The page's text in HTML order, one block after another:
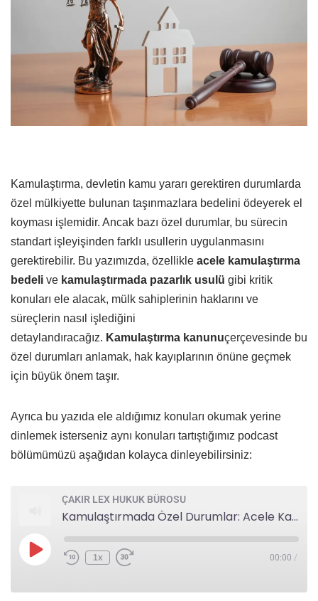
Kamulaştırma, devletin kamu yararı gerektiren durumlarda
özel mülkiyette bulunan taşınmazlara bedelini ödeyerek el
koyması işlemidir. Ancak bazı özel durumlar, bu sürecin
standart işleyişinden farklı usullerin uygulanmasını
gerektirebilir. Bu yazımızda, özellikle acele kamulaştırma
bedeli ve kamulaştırmada pazarlık usulü gibi kritik
konuları ele alacak, mülk sahiplerinin haklarını ve
süreçlerin nasıl işlediğini
detaylandıracağız. Kamulaştırma kanunuçerçevesinde bu
özel durumları anlamak, hak kayıplarının önüne geçmek
için büyük önem taşır.
Ayrıca bu yazıda ele aldığımız konuları okumak yerine
dinlemek isterseniz aynı konuları tartıştığımız podcast
bölümümüzü aşağıdan kolayca dinleyebilirsiniz:
ÇAKIR LEX HUKUK BÜROSU
Kamulaştırmada Özel Durumlar: Acele Kamulaştırma Bedeli ve Pazarlık Usulü Detayları
1x 00:00 /